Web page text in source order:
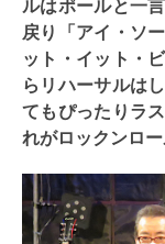
ルはポールと一
戻り「アイ・ソ
ット・イット・
らリハーサルは
てもぴったりラ
れがロックンロー